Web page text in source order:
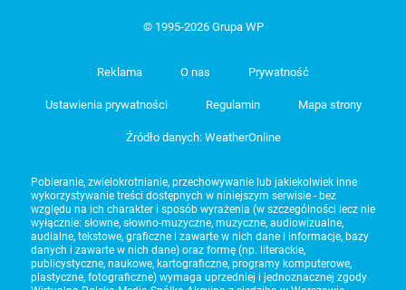
© 1995-2026 Grupa WP
Reklama O nas Prywatność
Ustawienia prywatności Regulamin Mapa strony
Źródło danych: WeatherOnline
Pobieranie, zwielokrotnianie, przechowywanie lub jakiekolwiek inne
wykorzystywanie treści dostępnych w niniejszym serwisie - bez
względu na ich charakter i sposób wyrażenia (w szczególności lecz nie
wyłącznie: słowne, słowno-muzyczne, muzyczne, audiowizualne,
audialne, tekstowe, graficzne i zawarte w nich dane i informacje, bazy
danych i zawarte w nich dane) oraz formę (np. literackie,
publicystyczne, naukowe, kartograficzne, programy komputerowe,
plastyczne, fotograficzne) wymaga uprzedniej i jednoznacznej zgody